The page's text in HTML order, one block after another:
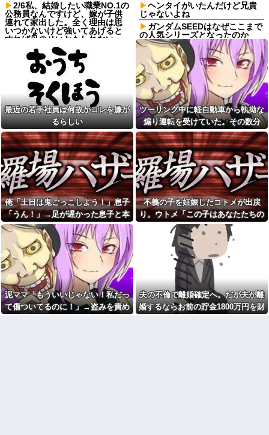
2/6私、結婚したい職業NO.1の
公務員なんですけど、嫁が子供
連れて家出した。全く理由は思
いつかないけど強いてあげると
すれば母のせいかもしれない。
嫁のせいでアトピー悪化しそう
マックの招待券を使おうとし
たら店員に番号を聞かれた。激
怒した僕は「どうしてくれんね
ん！！！無料券よこせ
や！！！！」と怒鳴って…
佐藤二朗、妻とのハグを報告
「文〇砲より遥かに威力は弱い
が、僕のノロケ砲をお見舞いす
る」
【画像】『20代にしか見えな
い30代女子』がこちらです←お
前らから見てど
う？？？？？？？
寺田心、週6ジム通いで体重
62kg→82kgに 110kgのベンチ
プレス持ち上げる姿披露
ちいかわ作者さん、総額30億
超の大豪邸を建てるｗｗｗｗｗ
ｗｗｗｗｗｗｗｗｗｗｗｗｗｗ
お前ら「日本も核武装汁！」
←１万発の核弾頭どこに
マクドでギャルママ軍団がガ
キを放って動物園。ワシ「自分
らのママにもっと遊んで欲しい
やんな？」ガキ「遊んでほし
い」ワシ「魔法の言葉があるよ...
最近の若手社員は何故かコレ
ヘンタイがいたんだけど兄貴
じゃないよね
ガンダムSEEDはなぜここまで
の人気シリーズとなったのか
【巨人対ヤクルト18回戦】巨
人がヤクルトに逆転勝ち 首位阪
神と0.5差！貯金は10 浦田同点打
＆猛打賞 笹原V打 3回に一挙5得
点 竹丸6回1失点＆2出塁で8勝目
【悲報】俺の行為人生があと5
年wwwwその理由がこれ
中学時代に俺だけを執拗にい
じめてきた秀才のA！推薦入試の
朝、奴の習性を利用して道端の
ガラス破片を踏ませて自転車を
パンクさせたｗｗｗざまぁｗｗ
ｗｗｗｗ
【動画】戦犯はどっち？ｗｗ
ｗｗｗｗｗｗｗｗｗｗｗｗｗｗ
ｗｗｗｗ他
病院の待合室で子供がドタバ
タ走ってギャーギャー騒いでて
も親はスマホポチポチか談笑で
放置
彼女の浮気を疑い問いつける
と弟だと言う。「じゃあ携帯見
せて」『え？』え？じゃねーし
ｗ で、なんだかんだで結局俺の
方が間男だったｗ
パスポートを発行する仕事
PTA会長「PTA参加拒否した親
へ最終警告。こうなってもい
い？」
最近の若手社員は何故かコレを嫌が
るらしい
ツーリング中に軽自動車から執拗な
煽り運転を受けていた。その数分
後、思わぬ結末を目撃することにな
り…
俺「土日は鬼ごっこしよう！」息子
「うん！」→足が遅かった息子と本
気で遊び続けた10年後…
不義の子を妊娠したコトメが出戻
り。ウトメ「この子はあなたたちの
子として育てて」旦那「ありがと
う」私「勝手に決めないで！」→修
羅場になり…
泥ママ「もういいじゃない！私だっ
て傷ついてるのに！」→盗みを責め
夫の不倫で離婚確定へ。だが夫が離
婚するならお前の貯金1800万円を財